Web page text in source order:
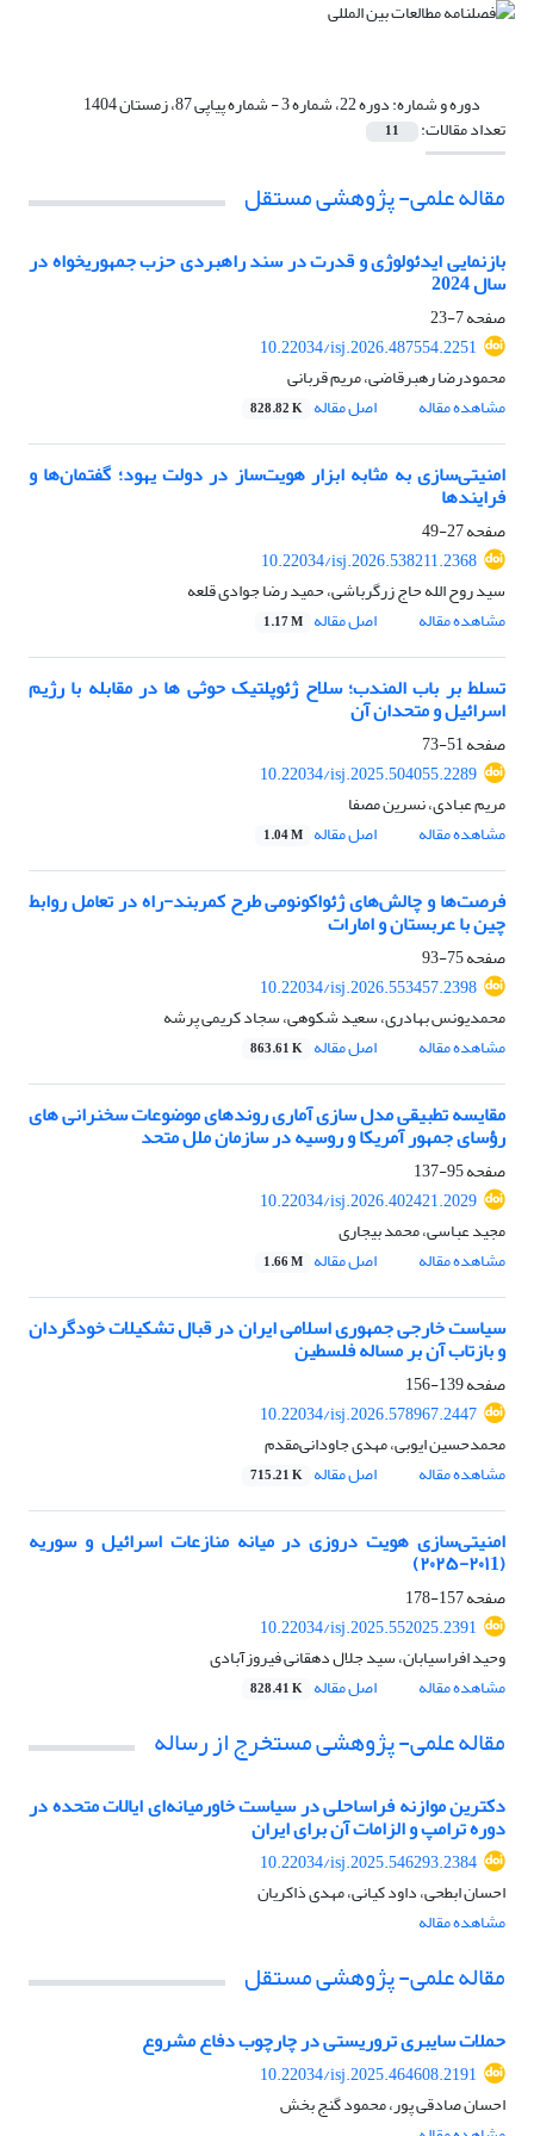
دوره و شماره:دوره 22، شماره 3 - شماره پیاپی 87، زمستان 1404
تعداد مقالات: 11
مقاله علمی- پژوهشی مستقل
بازنمایی ایدئولوژی و قدرت در سند راهبردی حزب جمهوریخواه در
سال 2024
صفحه7-23
10.22034/isj.2026.487554.2251
محمودرضا رهبرقاضی، مریم قربانی
مشاهده مقاله
اصل مقاله 828.82 K
امنیتی‌سازی به مثابه ابزار هویت‌ساز در دولت یهود؛ گفتمان‌ها و
فرایندها
صفحه27-49
10.22034/isj.2026.538211.2368
سید روح الله حاج زرگرباشی، حمید رضا جوادی قلعه
مشاهده مقاله
اصل مقاله 1.17 M
تسلط بر باب المندب؛ سلاح ژئوپلتیک حوثی ها در مقابله با رژیم
اسرائیل و متحدان آن
صفحه51-73
10.22034/isj.2025.504055.2289
مریم عبادی، نسرین مصفا
مشاهده مقاله
اصل مقاله 1.04 M
فرصت‌ها و چالش‌های ژئواکونومی طرح کمربند‌-راه در تعامل روابط
چین با عربستان و امارات
صفحه75-93
10.22034/isj.2026.553457.2398
محمدیونس بهادری، سعید شکوهی، سجاد کریمی پرشه
مشاهده مقاله
اصل مقاله 863.61 K
مقایسه تطبیقی مدل سازی آماری روندهای موضوعات سخنرانی های
رؤسای جمهور آمریکا و روسیه در سازمان ملل متحد
صفحه95-137
10.22034/isj.2026.402421.2029
مجید عباسی، محمد بیجاری
مشاهده مقاله
اصل مقاله 1.66 M
سیاست خارجی جمهوری اسلامی ایران در قبال تشکیلات خودگردان
و بازتاب آن بر مساله فلسطین
صفحه139-156
10.22034/isj.2026.578967.2447
محمدحسین ایوبی، مهدی جاودانی‌مقدم
مشاهده مقاله
اصل مقاله 715.21 K
امنیتی‌سازی هویت دروزی در میانه منازعات اسرائیل و سوریه
(۲۰۱1-۲۰۲۵)
صفحه157-178
10.22034/isj.2025.552025.2391
وحید افراسیابان، سید جلال دهقانی فیروزآبادی
مشاهده مقاله
اصل مقاله 828.41 K
مقاله علمی- پژوهشی مستخرج از رساله
دکترین موازنه فراساحلی در سیاست خاورمیانه‌ای ایالات متحده در
دوره ترامپ و الزامات آن برای ایران
10.22034/isj.2025.546293.2384
احسان ابطحی، داود کیانی، مهدی ذاکریان
مشاهده مقاله
مقاله علمی- پژوهشی مستقل
حملات سایبری تروریستی در چارچوب دفاع مشروع
10.22034/isj.2025.464608.2191
احسان صادقی پور، محمود گنج بخش